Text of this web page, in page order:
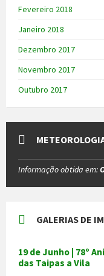
Fevereiro 2018
Janeiro 2018
Dezembro 2017
Novembro 2017
Outubro 2017
Informação obtida em:
GALERIAS DE
19 de Junho | 78º
das Taipas a Vila